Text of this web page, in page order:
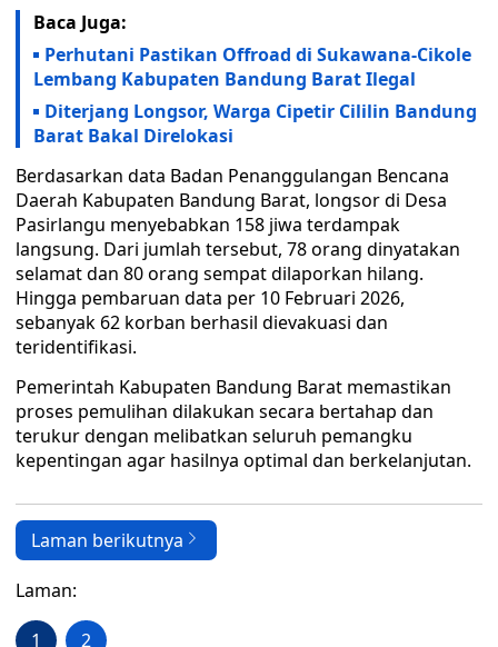
Baca Juga:
Perhutani Pastikan Offroad di Sukawana-Cikole
Lembang Kabupaten Bandung Barat Ilegal
Diterjang Longsor, Warga Cipetir Cililin Bandung
Barat Bakal Direlokasi
Berdasarkan data Badan Penanggulangan Bencana
Daerah Kabupaten Bandung Barat, longsor di Desa
Pasirlangu menyebabkan 158 jiwa terdampak
langsung. Dari jumlah tersebut, 78 orang dinyatakan
selamat dan 80 orang sempat dilaporkan hilang.
Hingga pembaruan data per 10 Februari 2026,
sebanyak 62 korban berhasil dievakuasi dan
teridentifikasi.
Pemerintah Kabupaten Bandung Barat memastikan
proses pemulihan dilakukan secara bertahap dan
terukur dengan melibatkan seluruh pemangku
kepentingan agar hasilnya optimal dan berkelanjutan.
Laman berikutnya
Laman:
1 2